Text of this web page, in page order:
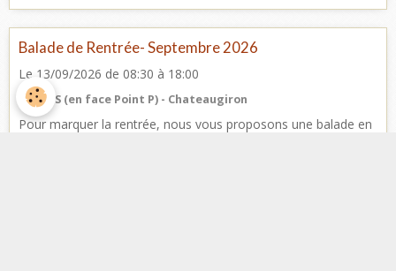
Balade de Rentrée- Septembre 2026
Le 13/09/2026 de 08:30 à 18:00
Ets BTS (en face Point P) - Chateaugiron
Pour marquer la rentrée, nous vous proposons une balade en